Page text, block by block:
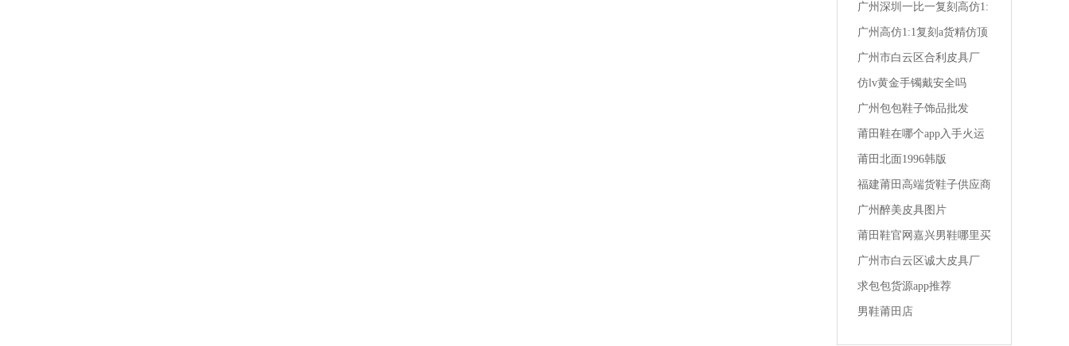
广州深圳一比一复刻高仿1:
1a货精仿夏季男装 t恤潮流
广州高仿1:1复刻a货精仿顶
级一比一成都lv男装专卖店
广州市白云区合利皮具厂
仿lv黄金手镯戴安全吗
广州包包鞋子饰品批发
莆田鞋在哪个app入手火运
动鞋男
莆田北面1996韩版
福建莆田高端货鞋子供应商
女生买1千多的鞋
广州醉美皮具图片
莆田鞋官网嘉兴男鞋哪里买
便宜的
广州市白云区诚大皮具厂
求包包货源app推荐
男鞋莆田店